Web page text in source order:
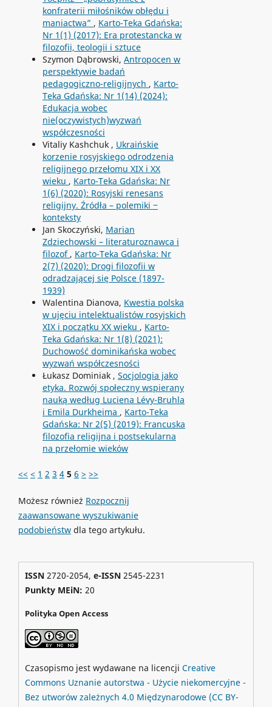
konfraterii miłośników obłędu i
maniactwa” , Karto-Teka Gdańska:
Nr 1(1) (2017): Era protestancka w
filozofii, teologii i sztuce
Szymon Dąbrowski, Antropocen w
perspektywie badań
pedagogiczno-religijnych , Karto-
Teka Gdańska: Nr 1(14) (2024):
Edukacja wobec
nie(oczywistych)wyzwań
współczesności
Vitaliy Kashchuk , Ukraińskie
korzenie rosyjskiego odrodzenia
religijnego przełomu XIX i XX
wieku , Karto-Teka Gdańska: Nr
1(6) (2020): Rosyjski renesans
religijny. Źródła – polemiki ‒
konteksty
Jan Skoczyński, Marian
Zdziechowski – literaturoznawca i
filozof , Karto-Teka Gdańska: Nr
2(7) (2020): Drogi filozofii w
odradzającej się Polsce (1897-
1939)
Walentina Dianova, Kwestia polska
w ujęciu intelektualistów rosyjskich
XIX i początku XX wieku , Karto-
Teka Gdańska: Nr 1(8) (2021):
Duchowość dominikańska wobec
wyzwań współczesności
Łukasz Dominiak , Socjologia jako
etyka. Rozwój społeczny wspierany
nauką według Luciena Lévy-Bruhla
i Emila Durkheima , Karto-Teka
Gdańska: Nr 2(5) (2019): Francuska
filozofia religijna i postsekularna
na przełomie wieków
<< < 1 2 3 4 5 6 > >>
Możesz również Rozpocznij
zaawansowane wyszukiwanie
podobieństwdla tego artykułu.
ISSN2720-2054, e-ISSN2545-2231
Punkty MEiN: 20
Polityka Open Access
Czasopismo jest wydawane na licencji Creative
Commons Uznanie autorstwa - Użycie niekomercyjne -
Bez utworów zależnych 4.0 Międzynarodowe (CC BY-